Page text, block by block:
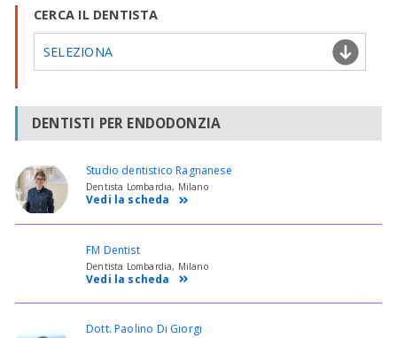
CERCA IL DENTISTA
SELEZIONA
DENTISTI PER ENDODONZIA
Studio dentistico Ragnanese
Dentista Lombardia, Milano
Vedi la scheda
FM Dentist
Dentista Lombardia, Milano
Vedi la scheda
Dott. Paolino Di Giorgi